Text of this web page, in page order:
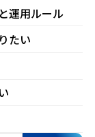
運用ルール
たい